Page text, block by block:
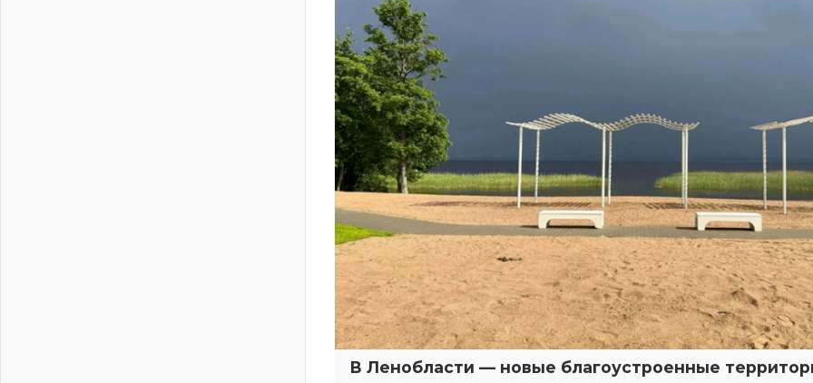
В Ленобласти — новые благоустроенные